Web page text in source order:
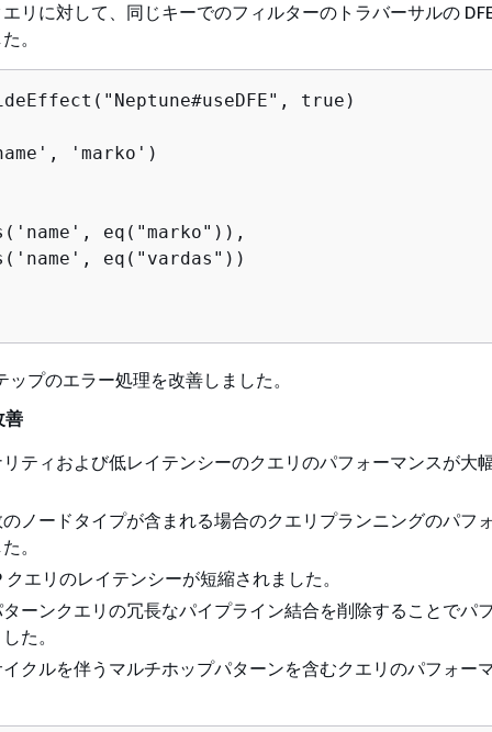
リに対して、同じキーでのフィルターのトラバーサルの
。
true)
'marko')
eq("marko")),
eq("vardas"))
ップのエラー処理を改善しました。
善
ティおよび低レイテンシーのクエリのパフォーマンスが大
ノードタイプが含まれる場合のクエリプランニングのパフ
。
クエリのレイテンシーが短縮されました。
ーンクエリの冗長なパイプライン結合を削除することでパ
た。
クルを伴うマルチホップパターンを含むクエリのパフォー